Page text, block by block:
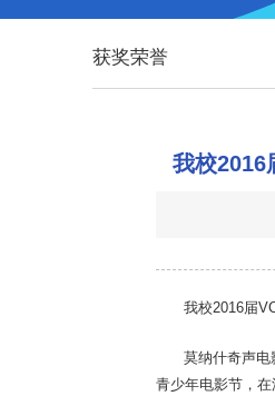
获奖荣誉
我校2016
我校2016届
莫纳什奇声
青少年电影节，